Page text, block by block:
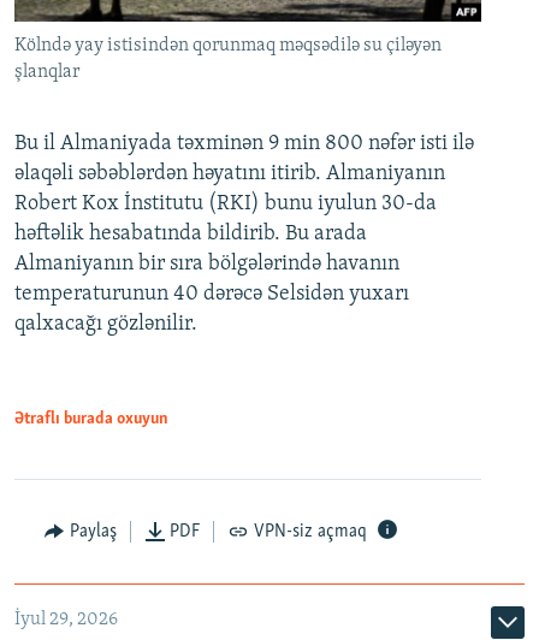
Kölndə yay istisindən qorunmaq məqsədilə su çiləyən
şlanqlar
Bu il Almaniyada təxminən 9 min 800 nəfər isti ilə
əlaqəli səbəblərdən həyatını itirib. Almaniyanın
Robert Kox İnstitutu (RKI) bunu iyulun 30-da
həftəlik hesabatında bildirib. Bu arada
Almaniyanın bir sıra bölgələrində havanın
temperaturunun 40 dərəcə Selsidən yuxarı
qalxacağı gözlənilir.
Ətraflı burada oxuyun
Paylaş PDF VPN-siz açmaq
İyul 29, 2026